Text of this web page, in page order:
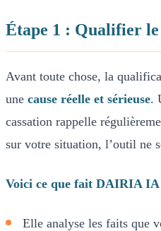
Étape 1 : Qualifier
Avant toute chose, la
une cause réelle et sérieuse.
cassation rappelle
sur votre situation, l’outil ne
Voici ce que fait DAIRIA IA
Elle analyse les faits que